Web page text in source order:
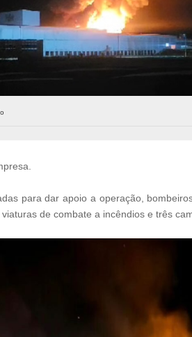
para dar apoio a operação,
de combate a incêndios e três